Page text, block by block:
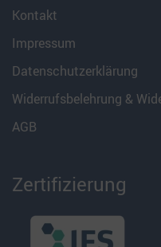
Kontakt
Impressum
Datenschutzerklärung
Widerrufsbelehrung &
AGB
Zertifizierung